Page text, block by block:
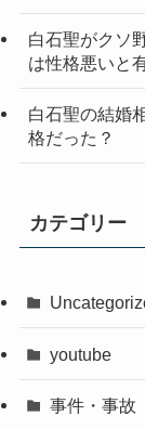
白石聖がクソ
は性格悪いと
白石聖の結婚
格だった？
カテゴリー
youtube
事件・事故